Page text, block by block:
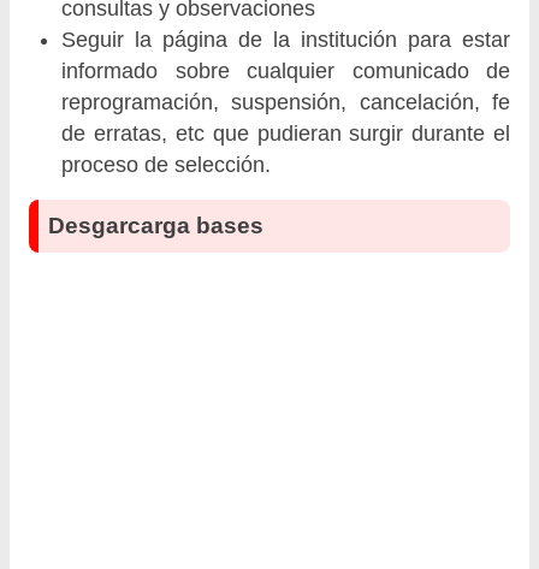
consultas y observaciones
Seguir la página de la institución para estar
informado sobre cualquier comunicado de
reprogramación, suspensión, cancelación, fe
de erratas, etc que pudieran surgir durante el
proceso de selección.
Desgarcarga bases